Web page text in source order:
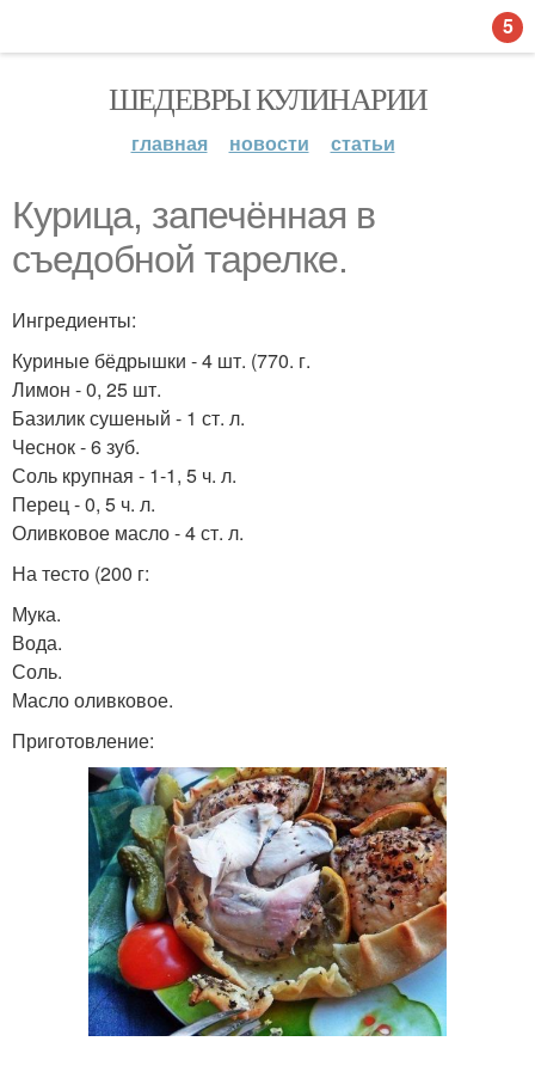
ШЕДЕВРЫ КУЛИНАРИИ
главная новости статьи
Курица, запечённая в
съедобной тарелке.
Ингредиенты:
Куриные бёдрышки - 4 шт. (770. г.
Лимон - 0, 25 шт.
Базилик сушеный - 1 ст. л.
Чеснок - 6 зуб.
Соль крупная - 1-1, 5 ч. л.
Перец - 0, 5 ч. л.
Оливковое масло - 4 ст. л.
На тесто (200 г:
Мука.
Вода.
Соль.
Масло оливковое.
Приготовление:
5